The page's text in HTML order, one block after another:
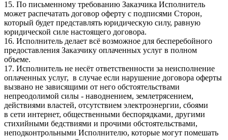
15. По письменному требованию Заказчика Исполнитель
может распечатать договор оферту с подписями Сторон,
который будет представлять юридическую силу, равную
юридической силе настоящего договора.
16. Исполнитель делает всё возможное для бесперебойного
предоставления Заказчику оплаченных услуг в полном
объеме.
17. Исполнитель не несёт ответственности за неисполнение
оплаченных услуг, в случае если нарушение договора оферты
вызвано не зависящими от него обстоятельствами
непреодолимой силы - наводнением, землетрясением,
действиями властей, отсутствием электроэнергии, сбоями
в сети интернет, общественными беспорядками, другими
стихийными бедствиями и прочими обстоятельствами,
неподконтрольными Исполнителю, которые могут помешать